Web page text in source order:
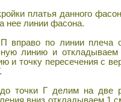
платья данного
нее линии фасона.
вправо по линии плеча
линию и
и точку пересечения с
точки Г делим на две